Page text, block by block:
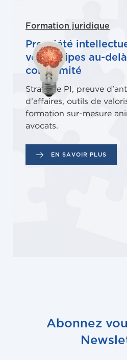
Formation juridique
Propriété
vos équipes au-
conformité
Stratégie PI, preuve
d’affaires, outils de
formation sur-mesure
avocats.
EN SAVOIR PLUS
Abonnez